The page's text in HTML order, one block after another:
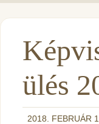
ülés
2018. FEBRUÁR